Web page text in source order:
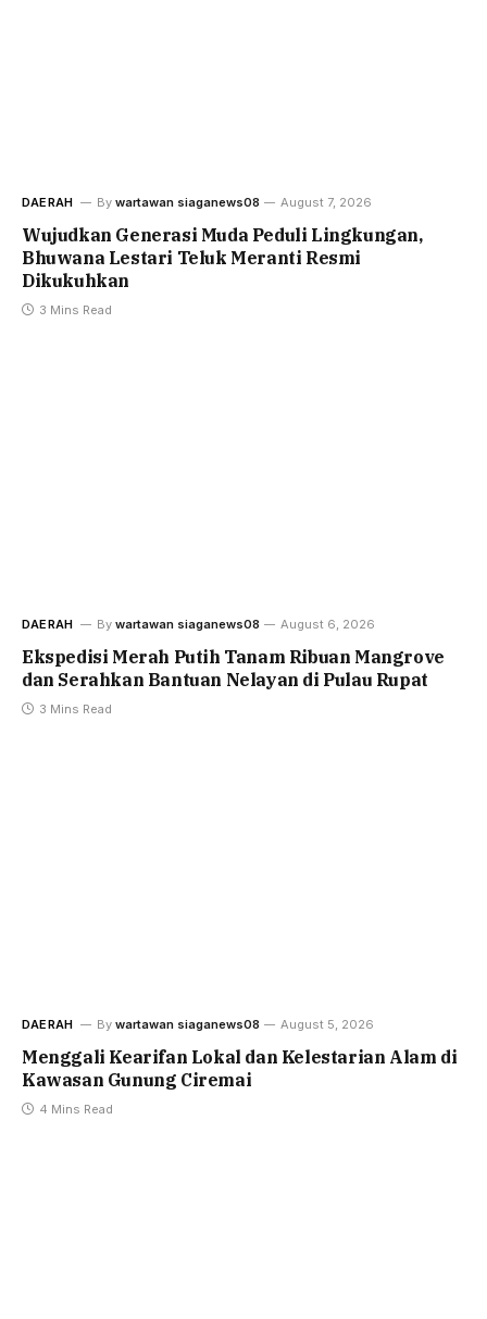
DAERAH By wartawan siaganews08 August 7, 2026
Wujudkan Generasi Muda Peduli Lingkungan,
Bhuwana Lestari Teluk Meranti Resmi
Dikukuhkan
3 Mins Read
DAERAH By wartawan siaganews08 August 6, 2026
Ekspedisi Merah Putih Tanam Ribuan Mangrove
dan Serahkan Bantuan Nelayan di Pulau Rupat
3 Mins Read
DAERAH By wartawan siaganews08 August 5, 2026
Menggali Kearifan Lokal dan Kelestarian Alam di
Kawasan Gunung Ciremai
4 Mins Read